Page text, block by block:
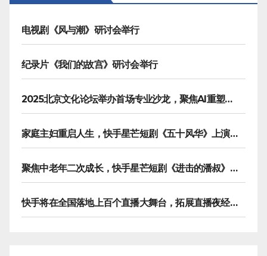
页
电视剧《风与潮》研讨会举行
纪录片《我们的故宫》研讨会举行
2025北京文化论坛举办首场专业沙龙，聚焦AI重塑内容生产
家庭主妇重启人生，快手星芒短剧《五十风华》上演中年大女主逆袭
聚焦中老年二次成长，快手星芒短剧《进击的潘叔》诠释银发力量
快手将在全国落地上百个直播大舞台，拓展直播夜经济生态